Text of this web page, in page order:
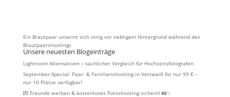
Ein Brautpaar umarmt sich innig vor nebligem Hintergrund während des
Brautpaarshootings
Unsere neuesten Blogeinträge
Lightroom Alternativen – sachlicher Vergleich für Hochzeitsfotografen
September-Special: Paar- & Familienshooting in Vettweiß für nur 99 € –
nur 10 Plätze verfügbar!
💌 Freunde werben & kostenloses Fotoshooting sichern! 📸✨